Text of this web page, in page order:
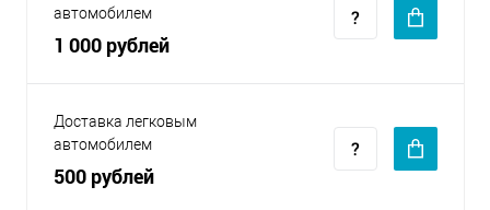
автомобилем
1 000 рублей
Доставка легковым
автомобилем
500 рублей